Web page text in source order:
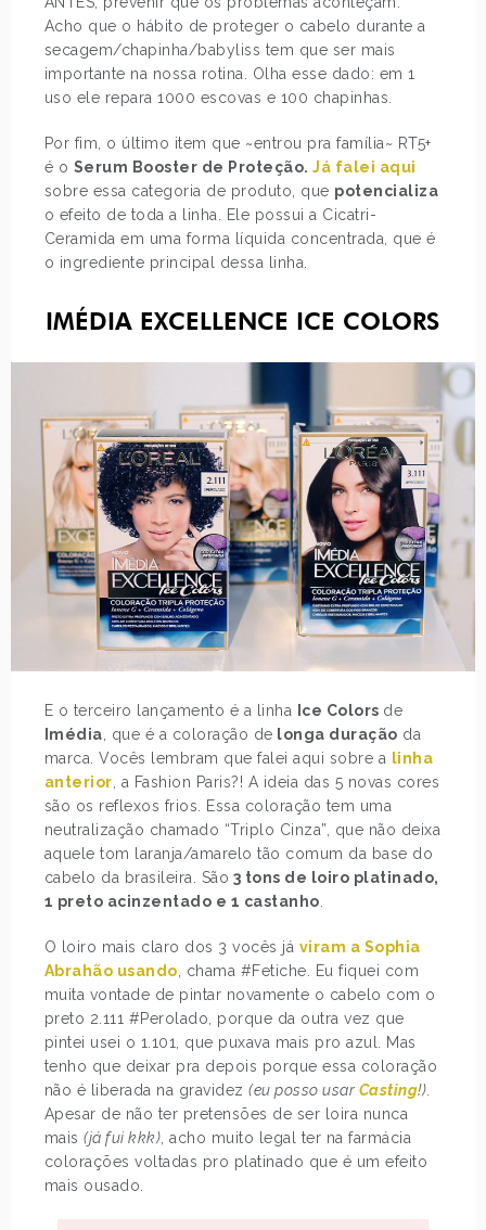
Acho que o hábito de proteger o cabelo durante a
secagem/chapinha/babyliss tem que ser mais
importante na nossa rotina. Olha esse dado: em 1
uso ele repara 1000 escovas e 100 chapinhas.
Por fim, o último item que ~entrou pra família~ RT5+
é o Serum Booster de Proteção.Já falei aqui
sobre essa categoria de produto, que potencializa
o efeito de toda a linha. Ele possui a Cicatri-
Ceramida em uma forma líquida concentrada, que é
o ingrediente principal dessa linha.
IMÉDIA EXCELLENCE ICE COLORS
E o terceiro lançamento é a linha Ice Colors de
Imédia , que é a coloração de longa duração da
marca. Vocês lembram que falei aqui sobre a linha
anterior , a Fashion Paris?! A ideia das 5 novas cores
são os reflexos frios. Essa coloração tem uma
neutralização chamado “Triplo Cinza”, que não deixa
aquele tom laranja/amarelo tão comum da base do
cabelo da brasileira. São 3 tons de loiro platinado,
1 preto acinzentado e 1 castanho
O loiro mais claro dos 3 vocês já viram a Sophia
Abrahão usando , chama #Fetiche. Eu fiquei com
muita vontade de pintar novamente o cabelo com o
preto 2.111 #Perolado, porque da outra vez que
pintei usei o 1.101, que puxava mais pro azul. Mas
tenho que deixar pra depois porque essa coloração
não é liberada na gravidez(eu posso usar Casting!)
Apesar de não ter pretensões de ser loira nunca
mais(já fui kkk) , acho muito legal ter na farmácia
colorações voltadas pro platinado que é um efeito
mais ousado.